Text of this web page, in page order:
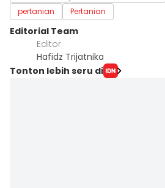
pertanian
Pertanian
Editorial Team
Editor
Hafidz Trijatnika
Tonton lebih seru di